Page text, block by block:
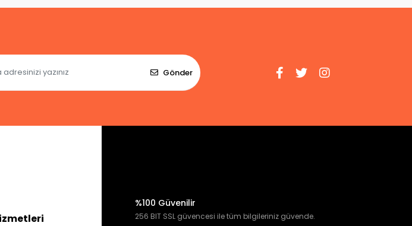
Gönder
%100 Güvenilir
256 BIT SSL güvencesi ile tüm bilgileriniz güvende.